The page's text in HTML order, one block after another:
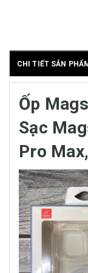
CHI TIẾT SẢN
Ốp
Sạc
Pro